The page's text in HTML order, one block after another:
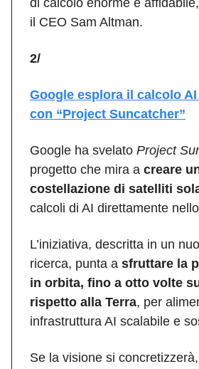
il CEO Sam Altman.
2/
Google esplora il calcolo
con “Project Suncatcher”
Google ha svelato Project
progetto che mira a creare
costellazione di satelliti
calcoli di AI direttamente
L’iniziativa, descritta in un
ricerca, punta a sfruttare la
in orbita, fino a otto volte
rispetto alla Terra, per
infrastruttura AI scalabile e
Se la visione si concretizzerà,